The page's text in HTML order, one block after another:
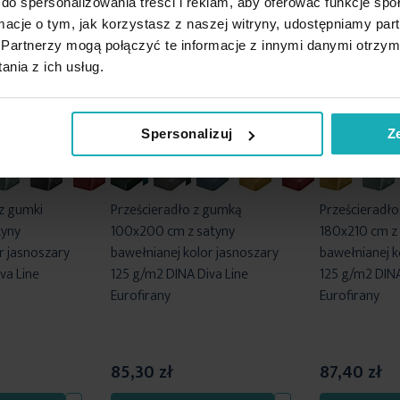
o tym, jak korzystasz z naszej witryny, udostępniamy
mogą połączyć te informacje z innymi danymi
z ich usług.
Spersonalizuj
gumki
jasnoszary
Line
Prześcieradło z gumką
100x200 cm z satyny
bawełnianej kolor jasnoszary
125 g/m2 DINA Diva Line
Eurofirany
85,30 zł
180x210 cm
bawełnianej
125 g/m2
Eurofirany
87,40 zł